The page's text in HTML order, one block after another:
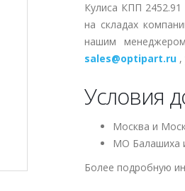
Кулиса КПП
на складах
нашим
sales@optipart.ru ,
Условия
Москва и
МО Балашиха
Более подробную